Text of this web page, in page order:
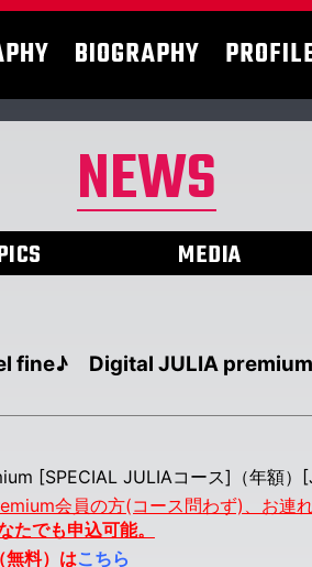
BIOGRAPHY
NEWS
MEDIA
fine♪ Digital JULIA premium
[SPECIAL JULIAコース]（年額）
会員の方(コース問わず)、お連
たでも申込可能。
料）はこちら